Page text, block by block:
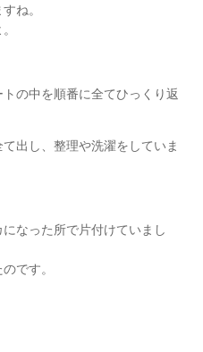
ね。
の中を順番に全てひっくり返
出し、整理や洗濯をしていま
なった所で片付けていまし
です。